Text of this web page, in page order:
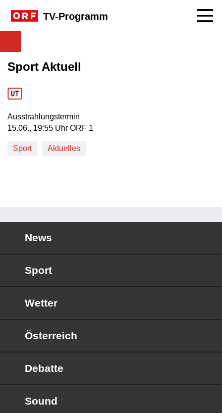
TV-Programm
Sport Aktuell
Ausstrahlungstermin
15. Juni, 19:55 Uhr in ORF 1
15.06., 19:55 Uhr ORF 1
Sport Aktuelles
News
Sport
Wetter
Österreich
Debatte
Sound